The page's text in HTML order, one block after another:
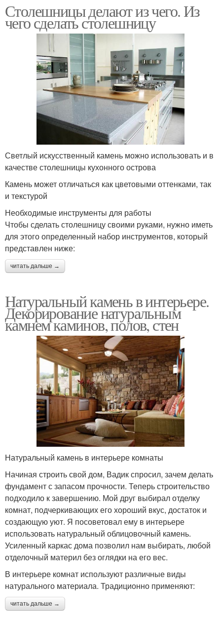
Столешницы делают из чего. Из
чего сделать столешницу
Светлый искусственный камень можно использовать и в
качестве столешницы кухонного острова
Камень может отличаться как цветовыми оттенками, так
и текстурой
Необходимые инструменты для работы
Чтобы сделать столешницу своими руками, нужно иметь
для этого определенный набор инструментов, который
представлен ниже:
читать дальше →
Натуральный камень в интерьере.
Декорирование натуральным
камнем каминов, полов, стен
Натуральный камень в интерьере комнаты
Начиная строить свой дом, Вадик спросил, зачем делать
фундамент с запасом прочности. Теперь строительство
подходило к завершению. Мой друг выбирал отделку
комнат, подчеркивающих его хороший вкус, достаток и
создающую уют. Я посоветовал ему в интерьере
использовать натуральный облицовочный камень.
Усиленный каркас дома позволил нам выбирать, любой
отделочный материл без оглядки на его вес.
В интерьере комнат используют различные виды
натурального материала. Традиционно применяют:
читать дальше →